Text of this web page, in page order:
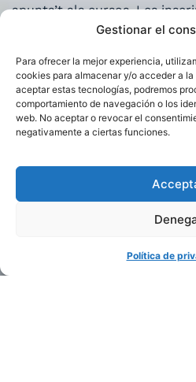
Gestionar el
Para ofrecer la mejor experiencia,
cookies para almacenar y/o acceder a
aceptar estas tecnologías, podremos
comportamiento de navegación o los
web. No aceptar o revocar el
negativamente a ciertas funciones.
Política de
apunta’t als cursos. Les
Hola! Fes-nos la